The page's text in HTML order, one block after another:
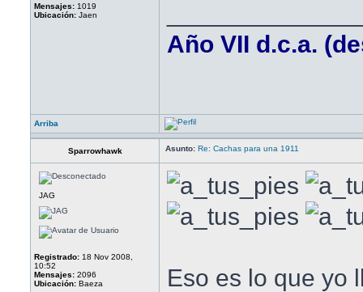
Mensajes: 1019
Ubicación: Jaen
Año VII d.c.a.
Arriba
Sparrowhawk Asunto: Re: Cachas para una 1911
JAG
Registrado: 18 Nov 2008,
10:52
Mensajes: 2096
Ubicación: Baeza Eso es lo que yo